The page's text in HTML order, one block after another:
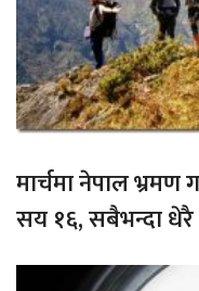
मार्चमा नेपाल भ्रमण
सय १६, सबैभन्दा धेरै